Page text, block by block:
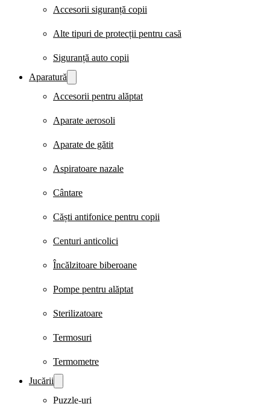
Accesorii siguranță copii
Alte tipuri de protecții pentru casă
Siguranță auto copii
Aparatură
Accesorii pentru alăptat
Aparate aerosoli
Aparate de gătit
Aspiratoare nazale
Cântare
Căști antifonice pentru copii
Centuri anticolici
Încălzitoare biberoane
Pompe pentru alăptat
Sterilizatoare
Termosuri
Termometre
Jucării
Puzzle-uri